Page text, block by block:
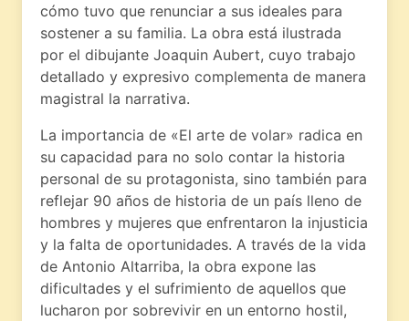
cómo tuvo que renunciar a sus ideales para
sostener a su familia. La obra está ilustrada
por el dibujante Joaquin Aubert, cuyo trabajo
detallado y expresivo complementa de manera
magistral la narrativa.
La importancia de «El arte de volar» radica en
su capacidad para no solo contar la historia
personal de su protagonista, sino también para
reflejar 90 años de historia de un país lleno de
hombres y mujeres que enfrentaron la injusticia
y la falta de oportunidades. A través de la vida
de Antonio Altarriba, la obra expone las
dificultades y el sufrimiento de aquellos que
lucharon por sobrevivir en un entorno hostil,